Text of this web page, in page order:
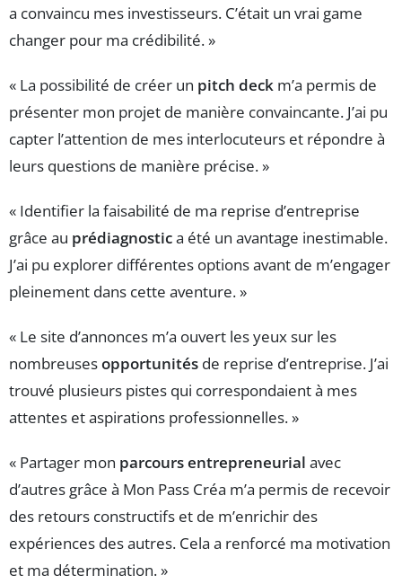
a convaincu mes investisseurs. C’était un vrai game
changer pour ma crédibilité. »
« La possibilité de créer un pitch deck m’a permis de
présenter mon projet de manière convaincante. J’ai pu
capter l’attention de mes interlocuteurs et répondre à
leurs questions de manière précise. »
« Identifier la faisabilité de ma reprise d’entreprise
grâce au prédiagnostica été un avantage inestimable.
J’ai pu explorer différentes options avant de m’engager
pleinement dans cette aventure. »
« Le site d’annonces m’a ouvert les yeux sur les
nombreusesopportunités de reprise d’entreprise. J’ai
trouvé plusieurs pistes qui correspondaient à mes
attentes et aspirations professionnelles. »
« Partager mon parcours entrepreneurial avec
d’autres grâce à Mon Pass Créa m’a permis de recevoir
des retours constructifs et de m’enrichir des
expériences des autres. Cela a renforcé ma motivation
et ma détermination. »